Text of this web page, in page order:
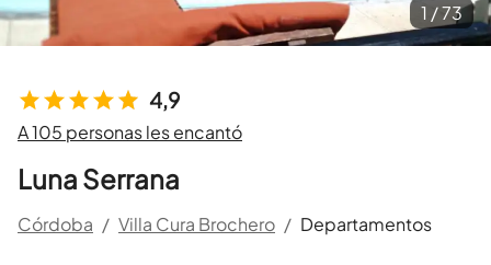
4,9
A 105 personas les encantó
Luna Serrana
Córdoba / Villa Cura Brochero / Departamentos
1 /73